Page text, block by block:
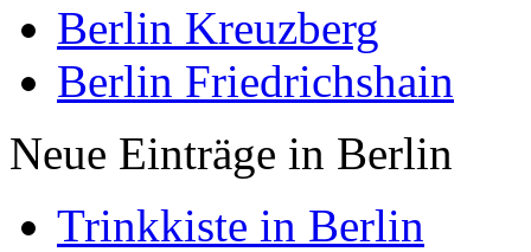
Berlin Kreuzberg
Berlin Friedrichshain
Neue Einträge in Berlin
Trinkkiste in Berlin